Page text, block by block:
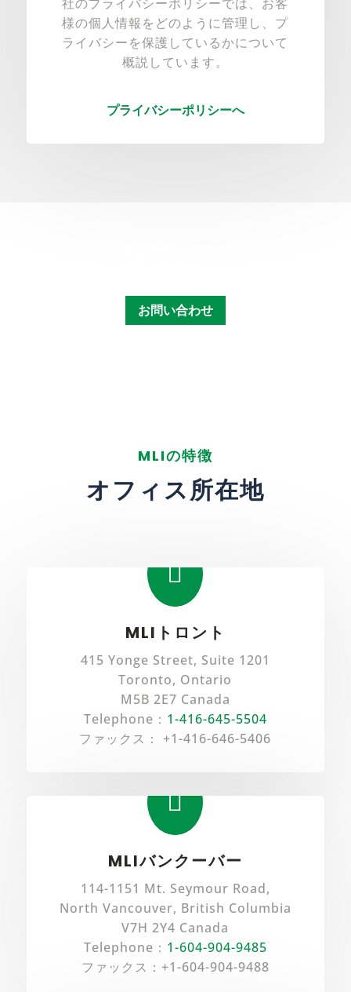
様の個人情報をどのように管理し、プ
ライバシーを保護しているかについて
概説しています。
プライバシーポリシーへ
お問い合わせ
MLIの特徴
オフィス所在地

MLIトロント
415 Yonge Street, Suite 1201
Toronto, Ontario
M5B 2E7 Canada
Telephone： 1-416-645-5504
ファックス： +1-416-646-5406

MLIバンクーバー
114-1151 Mt. Seymour Road,
North Vancouver, British Columbia
V7H 2Y4 Canada
Telephone： 1-604-904-9485
ファックス：+1-604-904-9488